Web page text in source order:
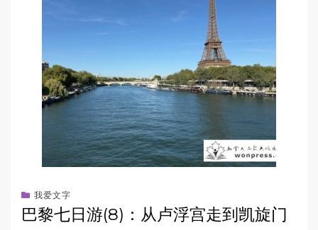
我爱文字
巴黎七日游(8)：从卢浮宫走到凯旋门